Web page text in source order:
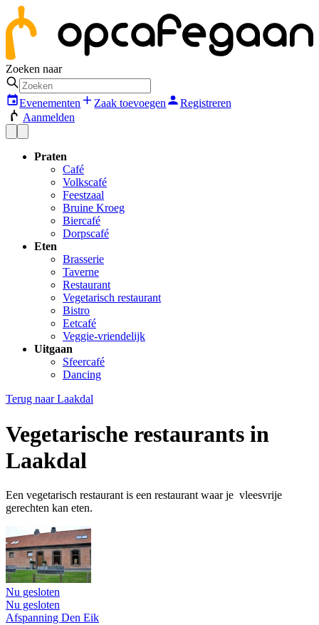
Zoeken naar
Evenementen Zaak toevoegen
Registreren
Aanmelden
Praten
Café
Volkscafé
Feestzaal
Bruine Kroeg
Biercafé
Dorpscafé
Eten
Brasserie
Taverne
Restaurant
Vegetarisch restaurant
Bistro
Eetcafé
Veggie-vriendelijk
Uitgaan
Sfeercafé
Dancing
Terug naar Laakdal
Vegetarische restaurants in
Laakdal
Een vegetarisch restaurant is een restaurant waar je vleesvrije
gerechten kan eten.
Nu gesloten
Nu gesloten
Afspanning Den Eik